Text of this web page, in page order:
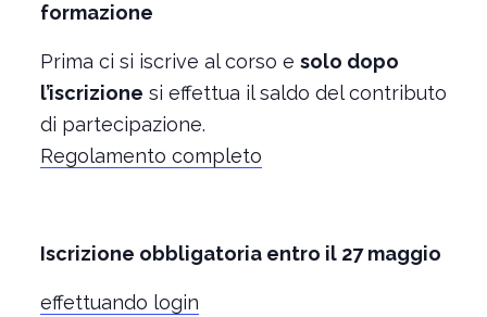
formazione
Prima ci si iscrive al corso e solo dopo
l’iscrizione si effettua il saldo del contributo
di partecipazione.
Regolamento completo
Iscrizione obbligatoria entro il 27 maggio
effettuando login